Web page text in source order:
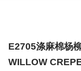
E2705涤麻棉杨
WILLOW